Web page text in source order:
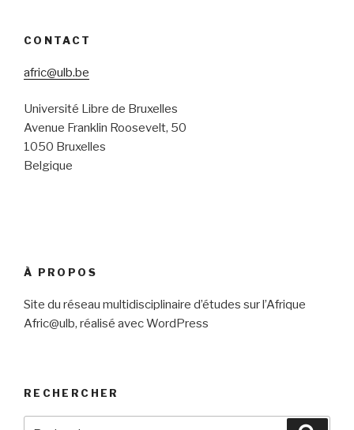
CONTACT
afric@ulb.be
Université Libre de Bruxelles
Avenue Franklin Roosevelt, 50
1050 Bruxelles
Belgique
À PROPOS
Site du réseau multidisciplinaire d’études sur l’Afrique
Afric@ulb, réalisé avec WordPress
RECHERCHER